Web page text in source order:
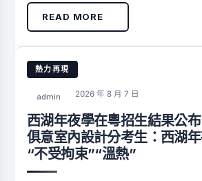
READ MORE
熱力再現
admin 2026 年 8 月 7 日
西湖年夜學在粵招生結果公
俱意室內設計分考生：西湖
“不受拘束”“溫熱”